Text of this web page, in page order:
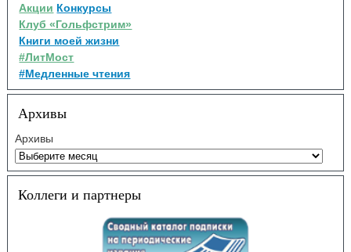
Акции Конкурсы
Клуб «Гольфстрим»
Книги моей жизни
#ЛитМост
#Медленные чтения
Архивы
Архивы
Коллеги и партнеры